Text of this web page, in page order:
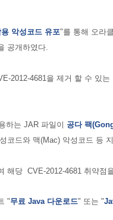
악성코드 유포"를 통해 오라
공개하였다.
2012-4681을 제거 할 수 있
하는 JAR 파일이 공다 팩
코드와 맥(Mac) 악성코드 등
해당 CVE-2012-4681 취약점
"무료 Java 다운로드" 또는 "